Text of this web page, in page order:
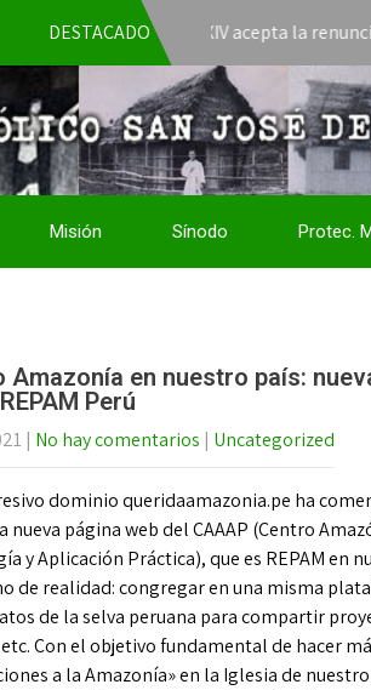
DESTACADO
El Papa León XIV acepta la renuncia de
Misión Sínodo Protec.
Amazonía en nuestro país:
Perú
| No hay comentarios | Uncategorized
dominio queridaamazonia.pe ha
nueva página web del CAAAP (Centro
y Aplicación Práctica), que es REPAM en
de realidad: congregar en una misma
de la selva peruana para compartir
Con el objetivo fundamental de hacer
a la Amazonía» en la Iglesia de